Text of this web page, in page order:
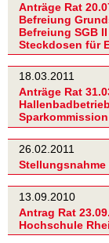
Anträge Rat
Befreiung
Befreiung SGB
Steckdosen für
18.03.2011
Anträge Rat
Sparkommission
26.02.2011
Stellungsnahme
13.09.2010
Antrag Rat
Hochschule